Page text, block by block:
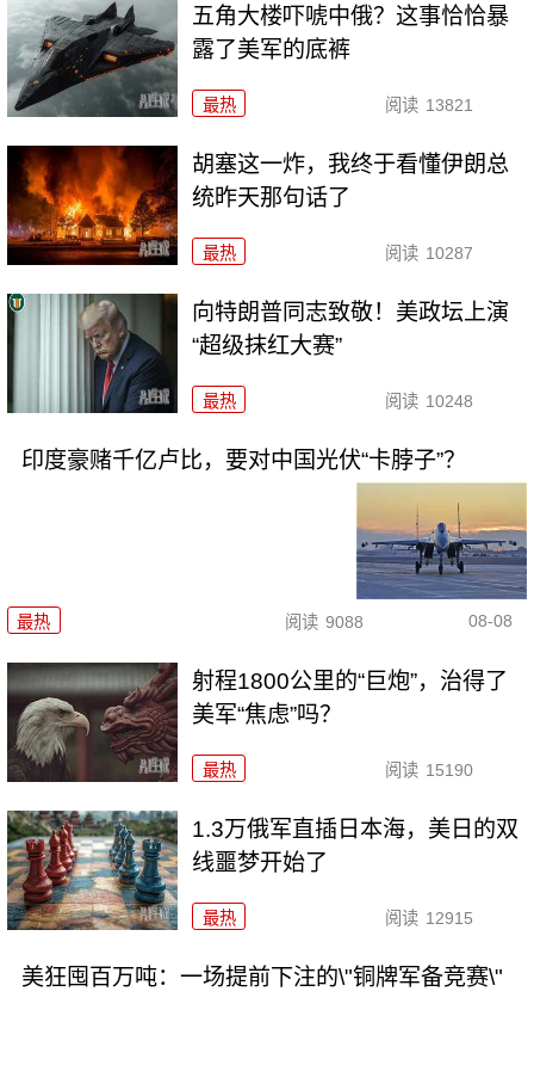
五角大楼吓唬中俄？这事恰恰暴
露了美军的底裤
最热 阅读 13821
胡塞这一炸，我终于看懂伊朗总
统昨天那句话了
最热 阅读 10287
向特朗普同志致敬！美政坛上演
“超级抹红大赛”
最热 阅读 10248
印度豪赌千亿卢比，要对中国光伏“卡脖子”？
最热 阅读 9088 08-08
射程1800公里的“巨炮”，治得了
美军“焦虑”吗？
最热 阅读 15190
1.3万俄军直插日本海，美日的双
线噩梦开始了
最热 阅读 12915
美狂囤百万吨：一场提前下注的\"铜牌军备竞赛\"